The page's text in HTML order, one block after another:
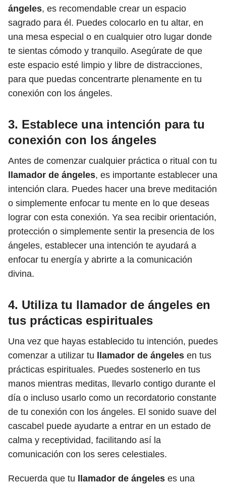
ángeles, es recomendable crear un espacio
sagrado para él. Puedes colocarlo en tu altar, en
una mesa especial o en cualquier otro lugar donde
te sientas cómodo y tranquilo. Asegúrate de que
este espacio esté limpio y libre de distracciones,
para que puedas concentrarte plenamente en tu
conexión con los ángeles.
3. Establece una intención para tu
conexión con los ángeles
Antes de comenzar cualquier práctica o ritual con tu
llamador de ángeles, es importante establecer una
intención clara. Puedes hacer una breve meditación
o simplemente enfocar tu mente en lo que deseas
lograr con esta conexión. Ya sea recibir orientación,
protección o simplemente sentir la presencia de los
ángeles, establecer una intención te ayudará a
enfocar tu energía y abrirte a la comunicación
divina.
4. Utiliza tu llamador de ángeles en
tus prácticas espirituales
Una vez que hayas establecido tu intención, puedes
comenzar a utilizar tu
llamador de ángeles en tus
prácticas espirituales. Puedes sostenerlo en tus
manos mientras meditas, llevarlo contigo durante el
día o incluso usarlo como un recordatorio constante
de tu conexión con los ángeles. El sonido suave del
cascabel puede ayudarte a entrar en un estado de
calma y receptividad, facilitando así la
comunicación con los seres celestiales.
Recuerda que tu llamador de ángeles es una